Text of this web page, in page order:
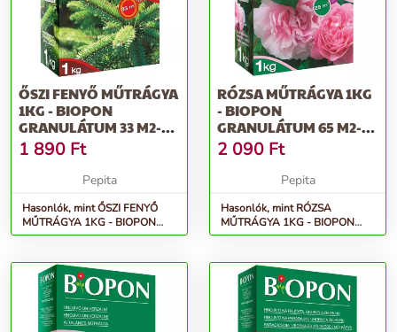
ŐSZI FENYŐ MŰTRÁGYA
1KG - BIOPON
GRANULÁTUM 33 M2-RE
ELEGENDŐ TÖB...
1 890 Ft
Pepita
Hasonlók, mint ŐSZI FENYŐ
MŰTRÁGYA 1KG - BIOPON
granulátum 33 m2-re elegendő
RÓZSA MŰTRÁGYA 1KG
- BIOPON
GRANULÁTUM 65 M2-
RE ELEGENDŐ
TÖBBKOMP...
2 090 Ft
Pepita
Hasonlók, mint RÓZSA
MŰTRÁGYA 1KG - BIOPON
granulátum 65 m2-re elegendő